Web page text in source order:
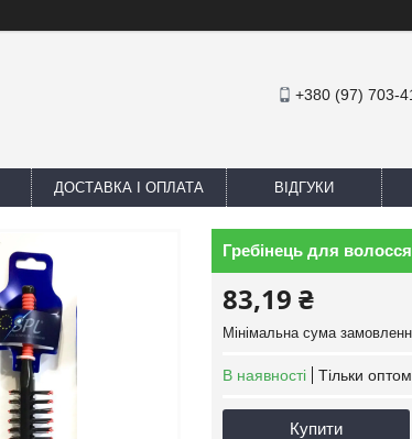
+380 (97) 703-
ДОСТАВКА І ОПЛАТА ВІДГУКИ
Гребінець для
83,19 ₴
Мінімальна сума
В наявності Тільки оптом
Купити